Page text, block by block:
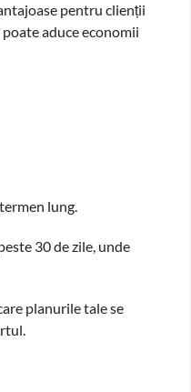
pentru clienții
aduce economii
lung.
30 de zile, unde
planurile tale se